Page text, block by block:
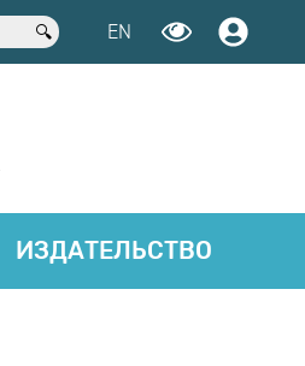
EN
ИЗДАТЕЛЬСТВО